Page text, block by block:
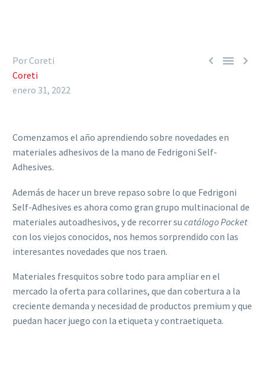
  
Por Coreti
Coreti
enero 31, 2022
Comenzamos el año aprendiendo sobre novedades en
materiales adhesivos de la mano de Fedrigoni Self-
Adhesives.
Además de hacer un breve repaso sobre lo que Fedrigoni
Self-Adhesives es ahora como gran grupo multinacional de
materiales autoadhesivos, y de recorrer su catálogo Pocket
con los viejos conocidos, nos hemos sorprendido con las
interesantes novedades que nos traen.
Materiales fresquitos sobre todo para ampliar en el
mercado la oferta para collarines, que dan cobertura a la
creciente demanda y necesidad de productos premium y que
puedan hacer juego con la etiqueta y contraetiqueta.